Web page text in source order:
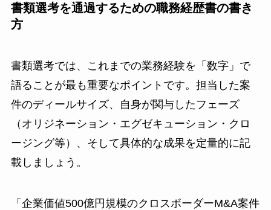
書類選考を通過するための職務経歴書の書き
方
書類選考では、これまでの業務経験を「数字」で
語ることが最も重要なポイントです。担当した案
件のディールサイズ、自身が関与したフェーズ
（オリジネーション・エグゼキューション・クロ
ージング等）、そして具体的な成果を定量的に記
載しましょう。
「企業価値500億円規模のクロスボーダーM&A案件